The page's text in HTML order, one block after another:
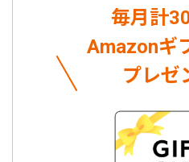
毎月計
Amazonギ
プレゼ